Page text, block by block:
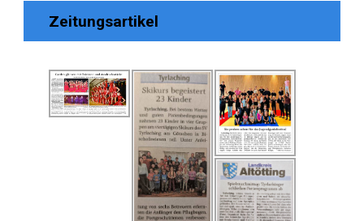
Zeitungsartikel